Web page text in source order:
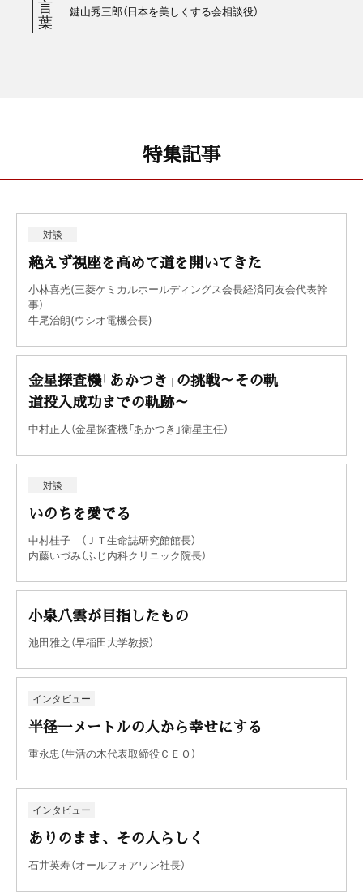
鍵山秀三郎（日本を美しくする会相談役）
特集記事
対談
絶えず視座を高めて道を開いてきた
小林喜光(三菱ケミカルホールディングス会長経済同友会代表幹
事）
牛尾治朗(ウシオ電機会長)
金星探査機「あかつき」の挑戦～その軌
道投入成功までの軌跡～
中村正人（金星探査機「あかつき」衛星主任）
対談
いのちを愛でる
中村桂子 （ＪＴ生命誌研究館館長）
内藤いづみ（ふじ内科クリニック院長）
小泉八雲が目指したもの
池田雅之（早稲田大学教授）
インタビュー
半径一メートルの人から幸せにする
重永忠（生活の木代表取締役ＣＥＯ）
インタビュー
ありのまま、その人らしく
石井英寿（オールフォアワン社長）